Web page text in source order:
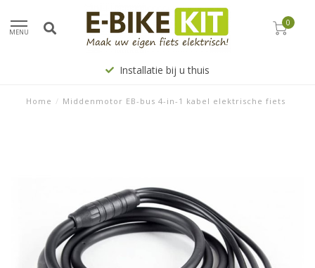
MENU
0
Installatie bij u thuis
Home / Middenmotor EB-bus 4-in-1 kabel elektrische fiets